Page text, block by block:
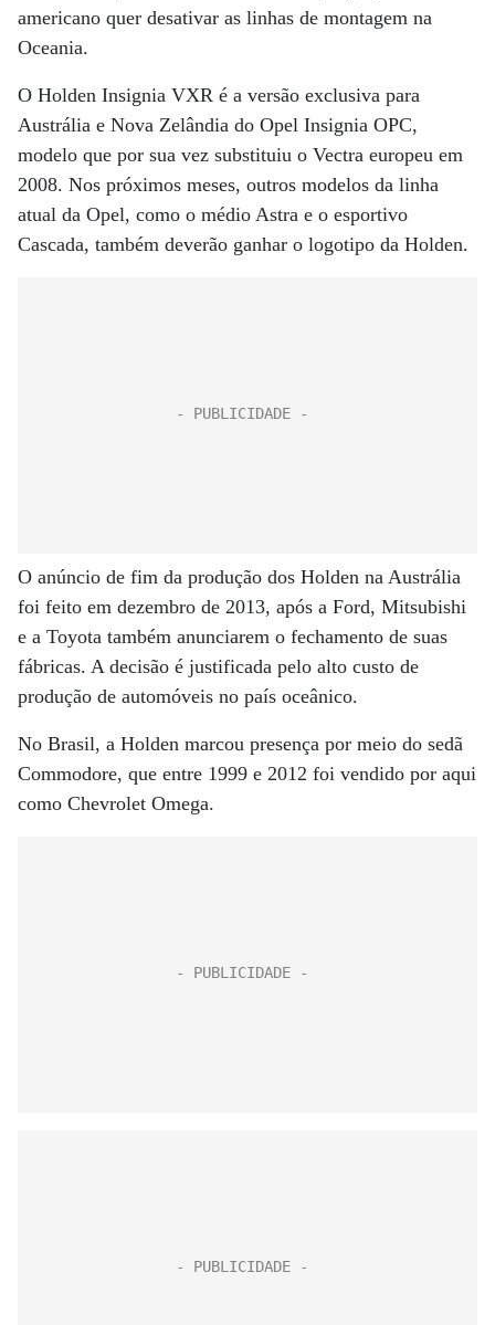
americano quer desativar as linhas de montagem na
Oceania.
O Holden Insignia VXR é a versão exclusiva para
Austrália e Nova Zelândia do Opel Insignia OPC,
modelo que por sua vez substituiu o Vectra europeu em
2008. Nos próximos meses, outros modelos da linha
atual da Opel, como o médio Astra e o esportivo
Cascada, também deverão ganhar o logotipo da Holden.
O anúncio de fim da produção dos Holden na Austrália
foi feito em dezembro de 2013, após a Ford, Mitsubishi
e a Toyota também anunciarem o fechamento de suas
fábricas. A decisão é justificada pelo alto custo de
produção de automóveis no país oceânico.
No Brasil, a Holden marcou presença por meio do sedã
Commodore, que entre 1999 e 2012 foi vendido por aqui
como Chevrolet Omega.